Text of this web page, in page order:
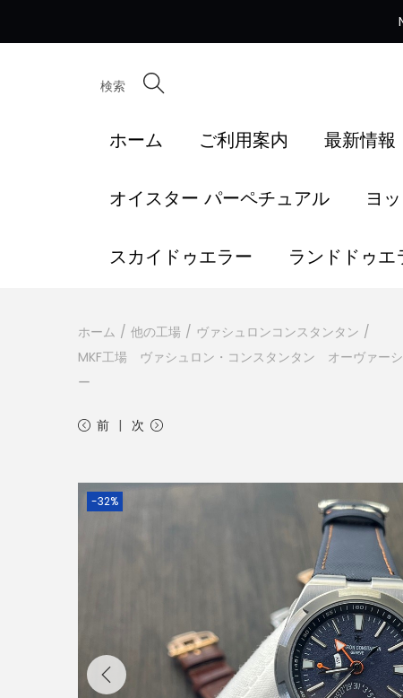
検索
ホーム ご利用案内 最新情報
オイスター パーペチュアル ヨ
スカイドゥエラー ランドドゥエ
ホーム / 他の工場 / ヴァシュロンコンスタンタン /
MKF工場 ヴァシュロン・コンスタンタン オーヴァ
ー
前 次
-32%